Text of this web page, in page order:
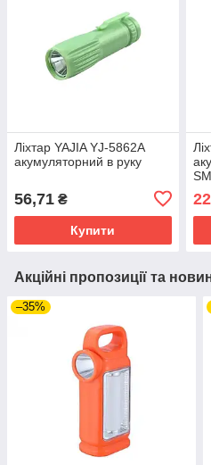
Ліхтар YAJIA YJ-5862A
акумуляторний в руку
56,71 ₴
Купити
Акційні пропозиції та
–35%